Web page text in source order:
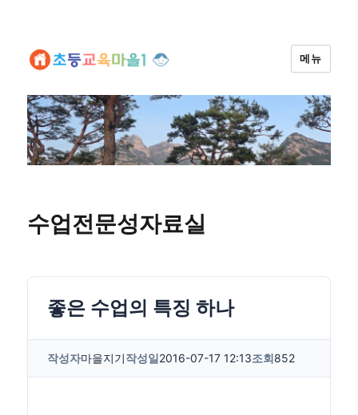
메뉴
수업전문성자료실
좋은 수업의 특징 하나
작성자마을지기작성일2016-07-17 12:13조회852